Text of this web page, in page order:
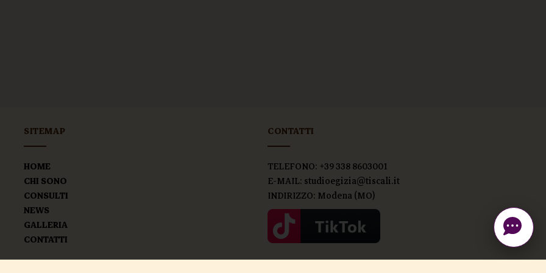
SITEMAP
HOME
CHI SONO
CONSULTI
NEWS
GALLERIA
CONTATTI
CONTATTI
TELEFONO: +39 338 8603001
E-MAIL: studioegizia@tiscali.it
INDIRIZZO: Modena (MO)